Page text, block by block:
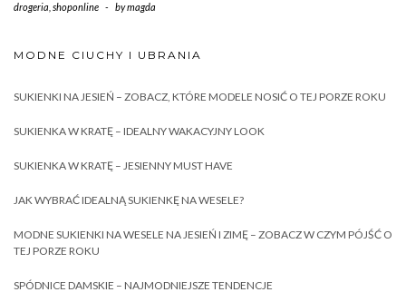
drogeria shoponline - bymagda
MODNE CIUCHY I UBRANIA
SUKIENKI NA JESIEŃ – ZOBACZ, KTÓRE MODELE NOSIĆ O TEJ PORZE ROKU
SUKIENKA W KRATĘ – IDEALNY WAKACYJNY LOOK
SUKIENKA W KRATĘ – JESIENNY MUST HAVE
JAK WYBRAĆ IDEALNĄ SUKIENKĘ NA WESELE?
MODNE SUKIENKI NA WESELE NA JESIEŃ I ZIMĘ – ZOBACZ W CZYM PÓJŚĆ O
TEJ PORZE ROKU
SPÓDNICE DAMSKIE – NAJMODNIEJSZE TENDENCJE